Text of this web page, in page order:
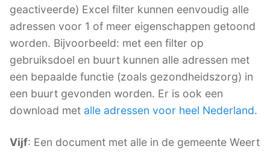
geactiveerde) Excel filter kunnen eenvoudig alle
adressen voor 1 of meer eigenschappen getoond
worden. Bijvoorbeeld: met een filter op
gebruiksdoel en buurt kunnen alle adressen met
een bepaalde functie (zoals gezondheidszorg) in
een buurt gevonden worden. Er is ook een
download met alle adressen voor heel Nederland.
Vijf: Een document met alle in de gemeente Weert